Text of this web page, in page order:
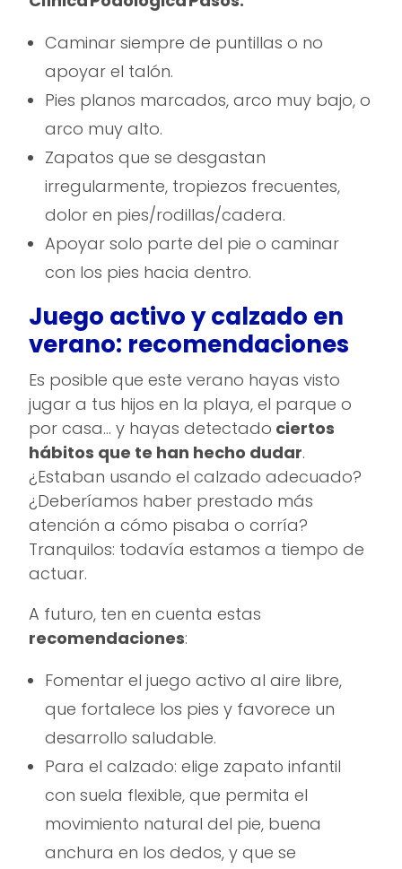
Caminar siempre de puntillas o no
apoyar el talón.
Pies planos marcados, arco muy bajo, o
arco muy alto.
Zapatos que se desgastan
irregularmente, tropiezos frecuentes,
dolor en pies/rodillas/cadera.
Apoyar solo parte del pie o caminar
con los pies hacia dentro.
Juego activo y calzado en
verano: recomendaciones
Es posible que este verano hayas visto
jugar a tus hijos en la playa, el parque o
por casa… y hayas detectado ciertos
hábitos que te han hecho dudar.
¿Estaban usando el calzado adecuado?
¿Deberíamos haber prestado más
atención a cómo pisaba o corría?
Tranquilos: todavía estamos a tiempo de
actuar.
A futuro, ten en cuenta estas
recomendaciones:
Fomentar el juego activo al aire libre,
que fortalece los pies y favorece un
desarrollo saludable.
Para el calzado: elige zapato infantil
con suela flexible, que permita el
movimiento natural del pie, buena
anchura en los dedos, y que se